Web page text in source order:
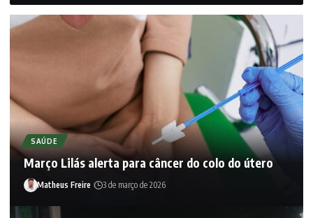
SAÚDE
Março Lilás alerta para câncer do colo do útero
Matheus Freire 3 de março de 2026